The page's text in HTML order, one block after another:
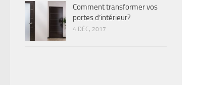
Comment transformer vos
portes d’intérieur?
4 DÉC, 2017